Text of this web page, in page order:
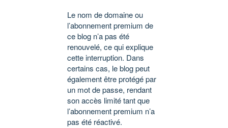
Le nom de domaine ou
l’abonnement premium de
ce blog n’a pas été
renouvelé, ce qui explique
cette interruption. Dans
certains cas, le blog peut
également être protégé par
un mot de passe, rendant
son accès limité tant que
l’abonnement premium n’a
pas été réactivé.